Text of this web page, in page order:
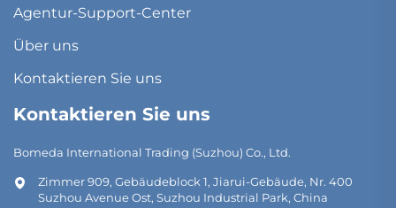
Agentur-Support-Center
Über uns
Kontaktieren Sie uns
Kontaktieren Sie uns
Bomeda International Trading (Suzhou) Co., Ltd.
Zimmer 909, Gebäudeblock 1, Jiarui-Gebäude, Nr. 400
Suzhou Avenue Ost, Suzhou Industrial Park, China